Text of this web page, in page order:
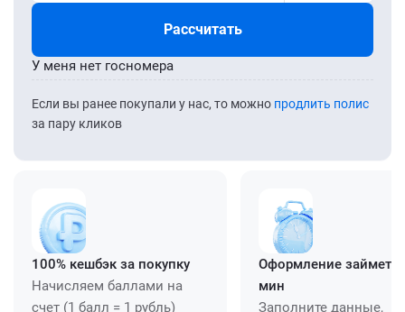
Рассчитать
Если вы ранее покупали у нас, то можно продлить полис
за пару кликов
У меня нет госномера
100% кешбэк за покупку
Начисляем баллами на
счет (1 балл = 1 рубль)
Оформление займет
мин
Заполните данные,